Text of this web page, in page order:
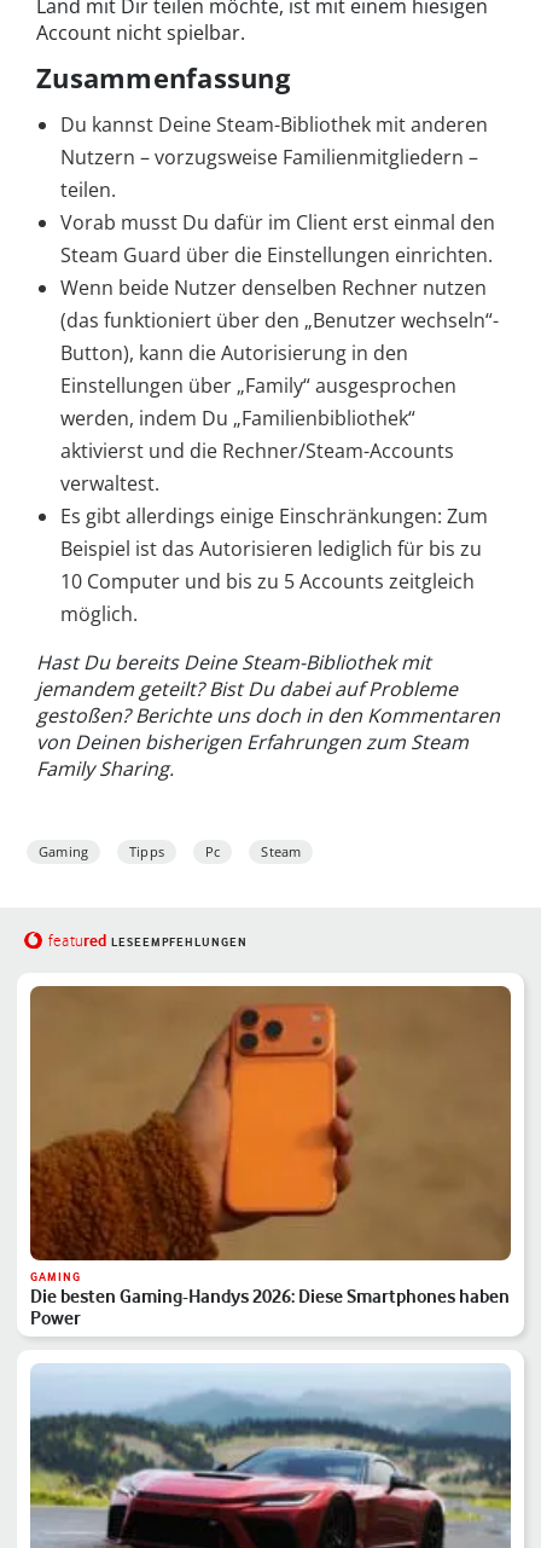
Land mit Dir teilen möchte, ist mit einem hiesigen
Account nicht spielbar.
Zusammenfassung
Du kannst Deine Steam-Bibliothek mit anderen
Nutzern – vorzugsweise Familienmitgliedern –
teilen.
Vorab musst Du dafür im Client erst einmal den
Steam Guard über die Einstellungen einrichten.
Wenn beide Nutzer denselben Rechner nutzen
(das funktioniert über den „Benutzer wechseln“-
Button), kann die Autorisierung in den
Einstellungen über „Family“ ausgesprochen
werden, indem Du „Familienbibliothek“
aktivierst und die Rechner/Steam-Accounts
verwaltest.
Es gibt allerdings einige Einschränkungen: Zum
Beispiel ist das Autorisieren lediglich für bis zu
10 Computer und bis zu 5 Accounts zeitgleich
möglich.
Hast Du bereits Deine Steam-Bibliothek mit
jemandem geteilt? Bist Du dabei auf Probleme
gestoßen? Berichte uns doch in den Kommentaren
von Deinen bisherigen Erfahrungen zum Steam
Family Sharing.
Gaming Tipps Pc Steam
featured LESEEMPFEHLUNGEN
GAMING
Die besten Gaming-Handys 2026: Diese Smartphones haben
Power